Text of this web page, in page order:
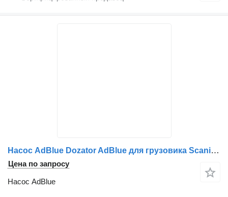
Насос AdBlue Dozator AdBlue для грузовика Scania Bosch Tronic 1753208 2001791
Цена по запросу
Насос AdBlue